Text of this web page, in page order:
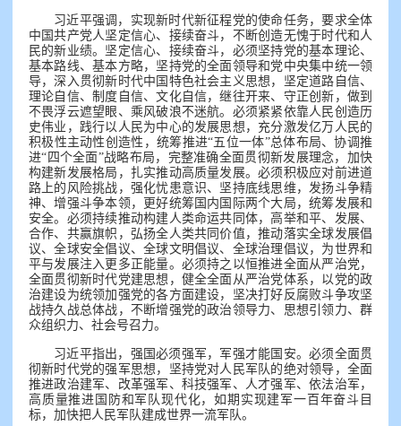
习近平强调，实现新时代新征程党的使命任务，要求全体
中国共产党人坚定信心、接续奋斗，不断创造无愧于时代和人
民的新业绩。坚定信心、接续奋斗，必须坚持党的基本理论、
基本路线、基本方略，坚持党的全面领导和党中央集中统一领
导，深入贯彻新时代中国特色社会主义思想，坚定道路自信、
理论自信、制度自信、文化自信，继往开来、守正创新，做到
不畏浮云遮望眼、乘风破浪不迷航。必须紧紧依靠人民创造历
史伟业，践行以人民为中心的发展思想，充分激发亿万人民的
积极性主动性创造性，统筹推进“五位一体”总体布局、协调推
进“四个全面”战略布局，完整准确全面贯彻新发展理念，加快
构建新发展格局，扎实推动高质量发展。必须积极应对前进道
路上的风险挑战，强化忧患意识、坚持底线思维，发扬斗争精
神、增强斗争本领，更好统筹国内国际两个大局，统筹发展和
安全。必须持续推动构建人类命运共同体，高举和平、发展、
合作、共赢旗帜，弘扬全人类共同价值，推动落实全球发展倡
议、全球安全倡议、全球文明倡议、全球治理倡议，为世界和
平与发展注入更多正能量。必须持之以恒推进全面从严治党，
全面贯彻新时代党建思想，健全全面从严治党体系，以党的政
治建设为统领加强党的各方面建设，坚决打好反腐败斗争攻坚
战持久战总体战，不断增强党的政治领导力、思想引领力、群
众组织力、社会号召力。
习近平指出，强国必须强军，军强才能国安。必须全面贯
彻新时代党的强军思想，坚持党对人民军队的绝对领导，全面
推进政治建军、改革强军、科技强军、人才强军、依法治军，
高质量推进国防和军队现代化，如期实现建军一百年奋斗目
标，加快把人民军队建成世界一流军队。